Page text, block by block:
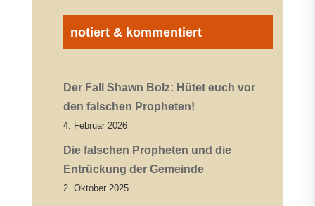
notiert & kommentiert
Der Fall Shawn Bolz: Hütet euch vor
den falschen Propheten!
4. Februar 2026
Die falschen Propheten und die
Entrückung der Gemeinde
2. Oktober 2025